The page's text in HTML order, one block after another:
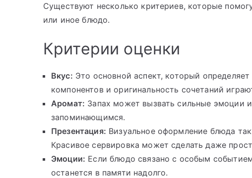
Существуют несколько критериев, которые
или иное блюдо.
Критерии оценки
Вкус: Это основной аспект, который
компонентов и оригинальность сочетаний
Аромат: Запах может вызвать сильные эмоции
запоминающимся.
Презентация: Визуальное оформление блюда
Красивое сервировка может сделать даже
Эмоции: Если блюдо связано с особым
останется в памяти надолго.